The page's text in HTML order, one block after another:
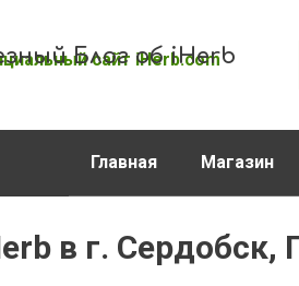
Блог об iHerb
Главная Магазин
в г. Сердобск,